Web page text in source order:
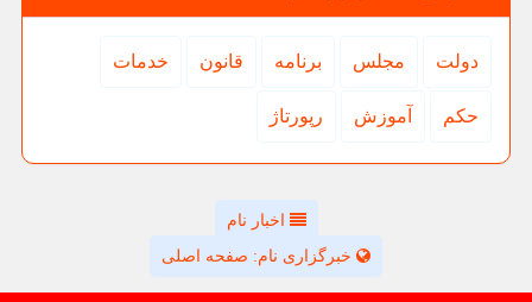
دولت مجلس برنامه قانون خدمات
حكم آموزش رپورتاژ
اخبار نام
خبرگزاری نام: صفحه اصلی